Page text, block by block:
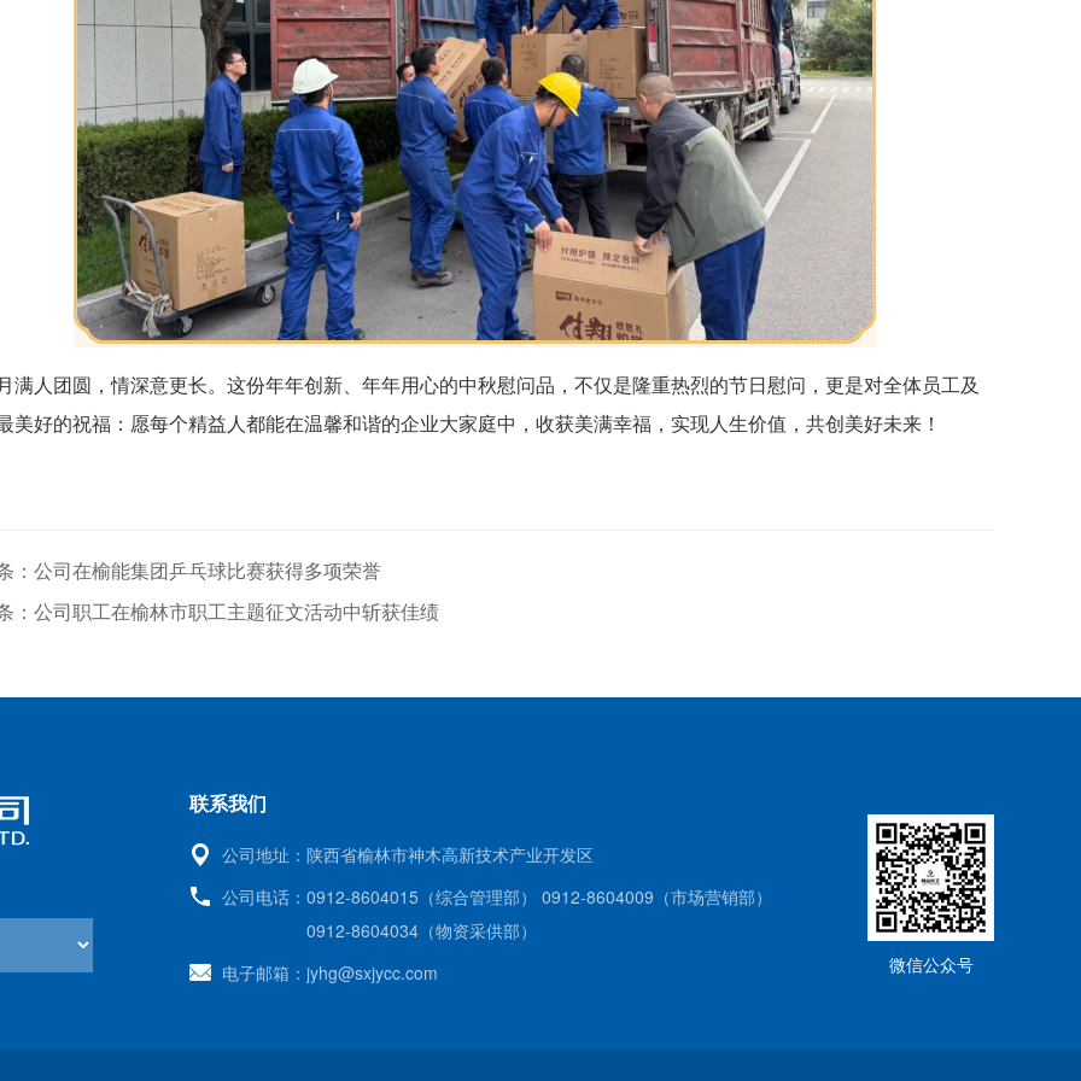
满人团圆，情深意更长。这份年年创新、年年用心的中秋慰问品，不仅是隆重热烈的节日慰问，更是对全体员工及
美好的祝福：愿每个精益人都能在温馨和谐的企业大家庭中，收获美满幸福，实现人生价值，共创美好未来！
：公司在榆能集团乒乓球比赛获得多项荣誉
：公司职工在榆林市职工主题征文活动中斩获佳绩
微信公众号
联系我们
公司地址： 陕西省榆林市神木高新技术产业开发区
公司电话： 0912-8604015（综合管理部） 0912-8604009（市场营销部）
0912-8604034（物资采供部）
电子邮箱： jyhg@sxjycc.com